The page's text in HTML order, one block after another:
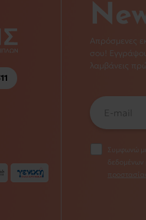
Απρόσμενες
σου!
λαμβάνεις
Συμφωνώ
δεδομένων